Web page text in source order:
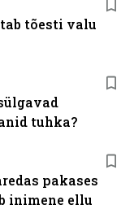
tuhka?
pakases
inimene ellu
tõesti valu